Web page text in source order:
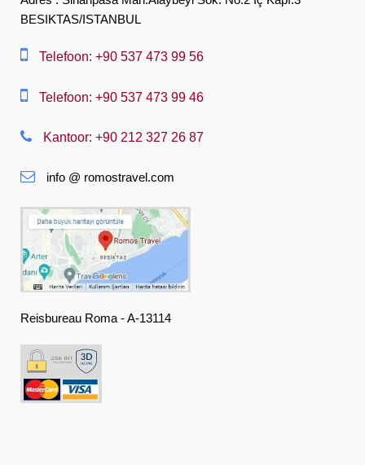
العربية
中文
Suomi
Français
Deutsch
Ελληνική
Indonesia
Italiano
BESIKTAS/ISTANBUL
Telefoon: +90 537 473 99 56
Telefoon: +90 537 473 99 46
Kantoor: +90 212 327 26 87
info @ romostravel.com
Reisbureau Roma - A-13114